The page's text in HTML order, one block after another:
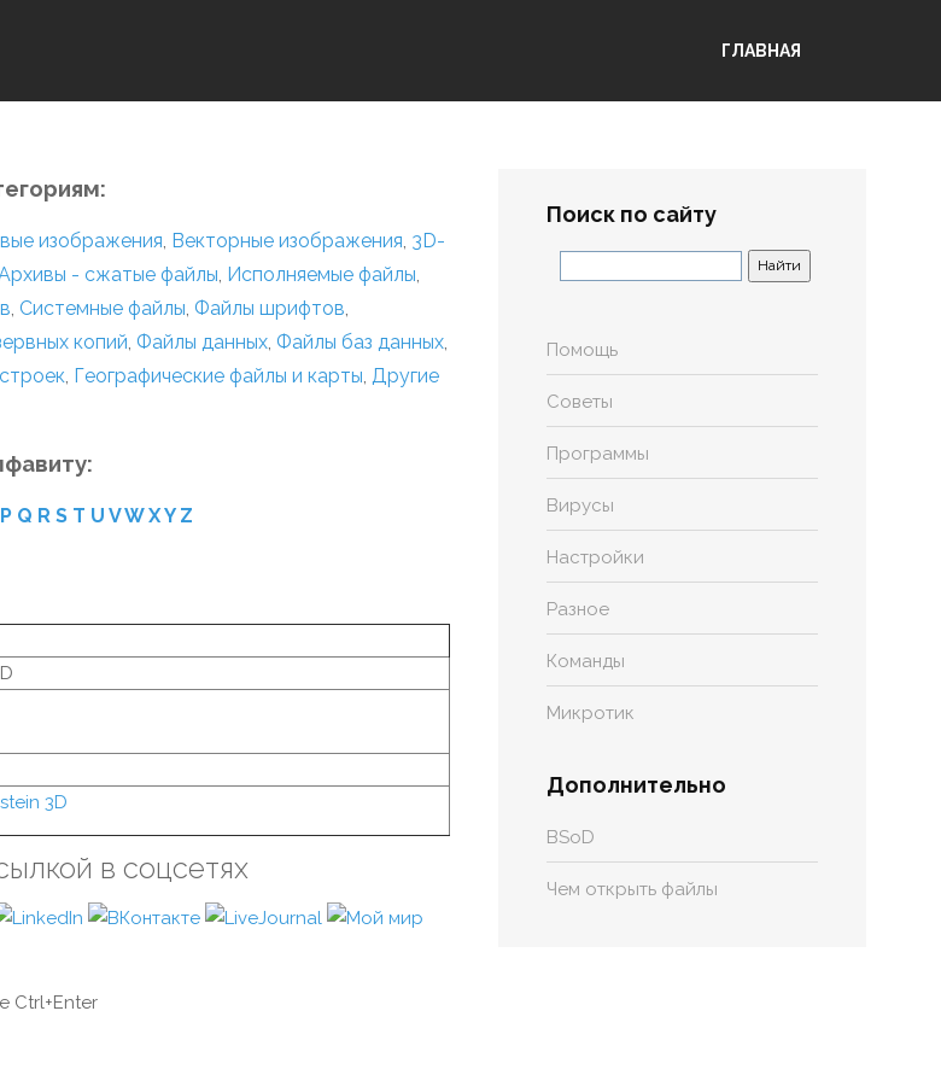
ГЛАВНАЯ
изображения, Векторные изображения, 3D-
- сжатые файлы, Исполняемые файлы,
, Системные файлы, Файлы шрифтов,
копий, Файлы данных, Файлы баз данных,
, Географические файлы и карты, Другие
P Q R S T U VW XY Z
3D
в соцсетях
Ctrl+Enter
Поиск по сайту
Помощь
Советы
Программы
Вирусы
Настройки
Разное
Команды
Микротик
Дополнительно
BSoD
Чем открыть файлы